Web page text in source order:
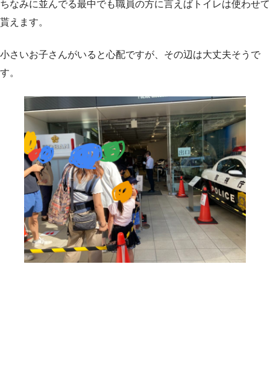
ちなみに並んでる最中でも職員の方に言えばトイレは使わせて
貰えます。
小さいお子さんがいると心配ですが、その辺は大丈夫そうで
す。